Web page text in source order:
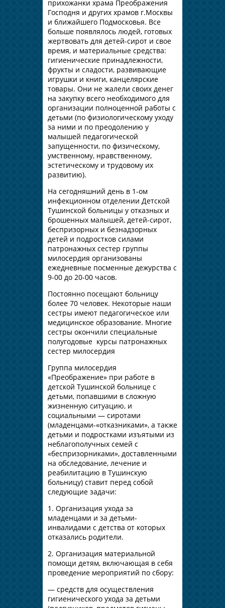
прихожанки храма Преображения
Господня и других храмов г.Москвы
и ближайшего Подмосковья. Все
больше появлялось людей, готовых
жертвовать для детей-сирот и свое
время, и материальные средства:
гигиенические принадлежности,
фрукты и сладости, развивающие
игрушки и книги, канцелярские
товары. Они не жалели своих денег
на закупку всего необходимого для
организации полноценной работы с
детьми (по физиологическому уходу
за ними и по преодолению у
малышей педагогической
запущенности, по физическому,
умственному, нравственному,
эстетическому и трудовому их
развитию).
На сегодняшний день в 1-ом
инфекционном отделении Детской
Тушинской больницы у отказных и
брошенных малышей, детей-сирот,
беспризорных и безнадзорных
детей и подростков силами
патронажных сестер группы
милосердия организованы
ежедневные посменные дежурства с
9-00 до 20-00 часов.
Постоянно посещают больницу
более 70 человек. Некоторые наши
сестры имеют педагогическое или
медицинское образование. Многие
сестры окончили специальные
полугодовые курсы патронажных
сестер милосердия
Группа милосердия
«Преображение» при работе в
детской Тушинской больнице с
детьми, попавшими в сложную
жизненную ситуацию, и
социальными — сиротами
(младенцами-«отказниками», а также
детьми и подростками изъятыми из
неблагополучных семей с
«беспризорниками», доставленными
на обследование, лечение и
реабилитацию в Тушинскую
больницу) ставит перед собой
следующие задачи:
1. Организация ухода за
младенцами и за детьми-
инвалидами с детства от которых
отказались родители.
2. Организация материальной
помощи детям, включающая в себя
проведение мероприятий по сбору:
— средств для осуществления
гигиенического ухода за детьми